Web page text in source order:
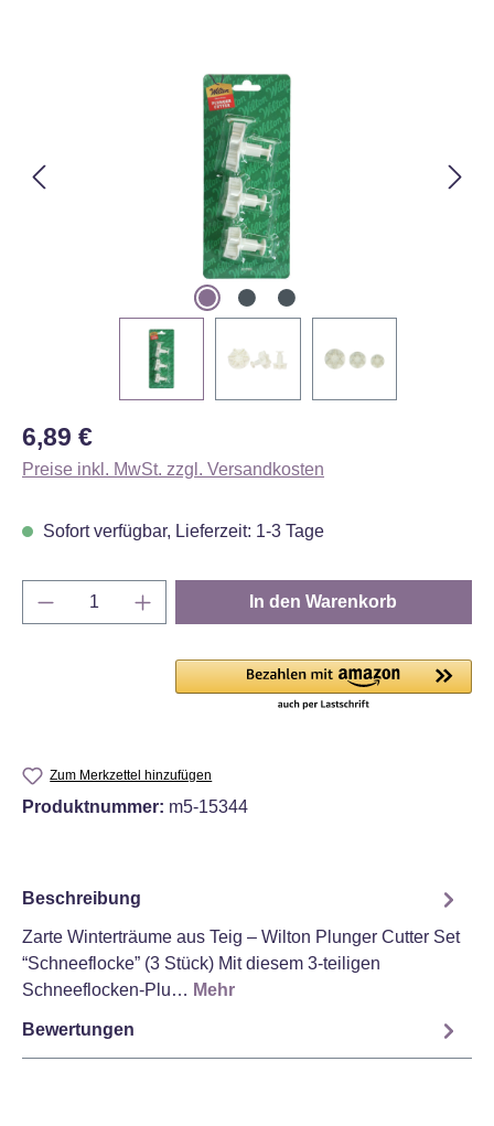
Regulärer Preis:
6,89 €
Preise inkl. MwSt. zzgl. Versandkosten
Sofort verfügbar, Lieferzeit: 1-3 Tage
Produkt Anzahl: Gib den gewünschten
In den Warenkorb
Zum Merkzettel hinzufügen
Produktnummer: m5-15344
Beschreibung
Zarte Winterträume aus Teig – Wilton Plunger Cutter Set
“Schneeflocke” (3 Stück) Mit diesem 3‑teiligen
Schneeflocken-Plu… Mehr
Bewertungen